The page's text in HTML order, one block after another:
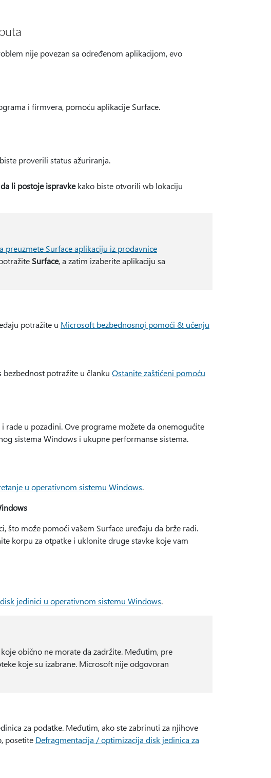
nije povezan sa određenom aplikacijom, evo
i firmvera, pomoću aplikacije Surface.
proverili status ažuriranja.
li postoje ispravkekako biste otvorili wb lokaciju
preuzmete Surface aplikaciju iz prodavnice
Surface, a zatim izaberite aplikaciju sa
potražite u Microsoft bezbednosnoj pomoći & učenju
potražite u članku Ostanite zaštićeni pomoću
rade u pozadini. Ove programe možete da onemogućite
sistema Windows i ukupne performanse sistema.
u operativnom sistemu Windows.
što može pomoći vašem Surface uređaju da brže radi.
korpu za otpatke i uklonite druge stavke koje vam
jedinici u operativnom sistemu Windows.
obično ne morate da zadržite. Međutim, pre
koje su izabrane. Microsoft nije odgovoran
za podatke. Međutim, ako ste zabrinuti za njihove
posetite Defragmentacija / optimizacija disk jedinica za